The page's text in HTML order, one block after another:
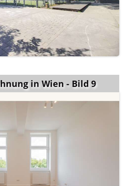
in Wien - Bild 9